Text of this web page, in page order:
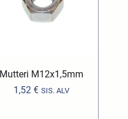
Mutteri M12x1,5mm
1,52€ SIS. ALV